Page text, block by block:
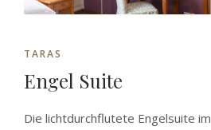
TARAS
Engel Suite
Die lichtdurchflutete Engelsuite im